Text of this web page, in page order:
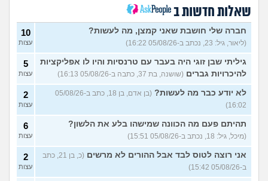
במה לעבוד? (אנונימי, בן 17)
שחוק עד דמעות מעבודה
זמנית: האם לחתום אבטלה
ולהשקיע בהייטק או למצוא
עבודה אחרת?
(סטודנט, בן 22)
3
איך מוצאים עבודה בעיר שלי?
(אסי, בן 38)
5
עצות
האם כדאי עגלות באמריקה/
קוסמטיקה?
(אנגל, בת 22)
3
עצות
מסיימת תואר במדמח ולא
יודעת לאן להמשיך מפה
בת 23)
3
עצות
שאלות חדשות ב
חברה שלי חושבת שאני קמצן, מה לעשות?
(ליאור, גיל: 23, נכתב ב-05/08/26 16:22)
10
עצות
גיליתי שבן זוגי היה בעבר עם טרנסיות והיו לו אפליקציות
להיכרויות גברים (שושנה, בת 37, כתבה ב-05/08/26 16:13)
5
עצות
לא יודע כבר מה לעשות?
(בן אדם, בן 18, כתב ב-05/08/26
16:02)
2
עצות
תהיתם פעם מה הכוונה שמישהו בלע את הלשון?
(מיכל, גיל: 18, נכתב ב-05/08/26 15:51)
6
עצות
אני רוצה לטוס לבד אבל ההורים לא מרשים
(כ, בן 21, כתב
ב-05/08/26 15:42)
2
עצות